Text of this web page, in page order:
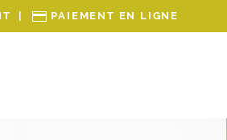
PAIEMENT EN LIGNE